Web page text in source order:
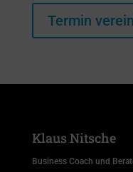
Termin
Klaus Nitsche
Business Coach und